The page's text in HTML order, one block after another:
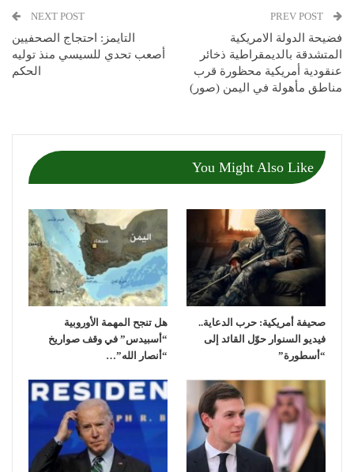
فضيحة الدولة الامريكية
المتشدقة بالديمقراطية ذخائر
عنقودية أمريكية محظورة قرب
مناطق مأهولة في اليمن (صور)
NEXT POST
التايمز: احتجاج الصحفيين
أصعب تحدي للسيسي منذ توليه
الحكم
You Might Also Like
صحيفة أمريكية: حرب الدعاية..
فيديو السنوار حوّل القائد إلى
“أسطورة”
هل تنجح المهمة الأوروبية
“أسبيدس” في وقف صواريخ
“أنصار الله”…